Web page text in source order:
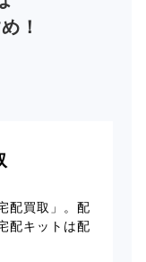
！
配買取」。配
配キットは配